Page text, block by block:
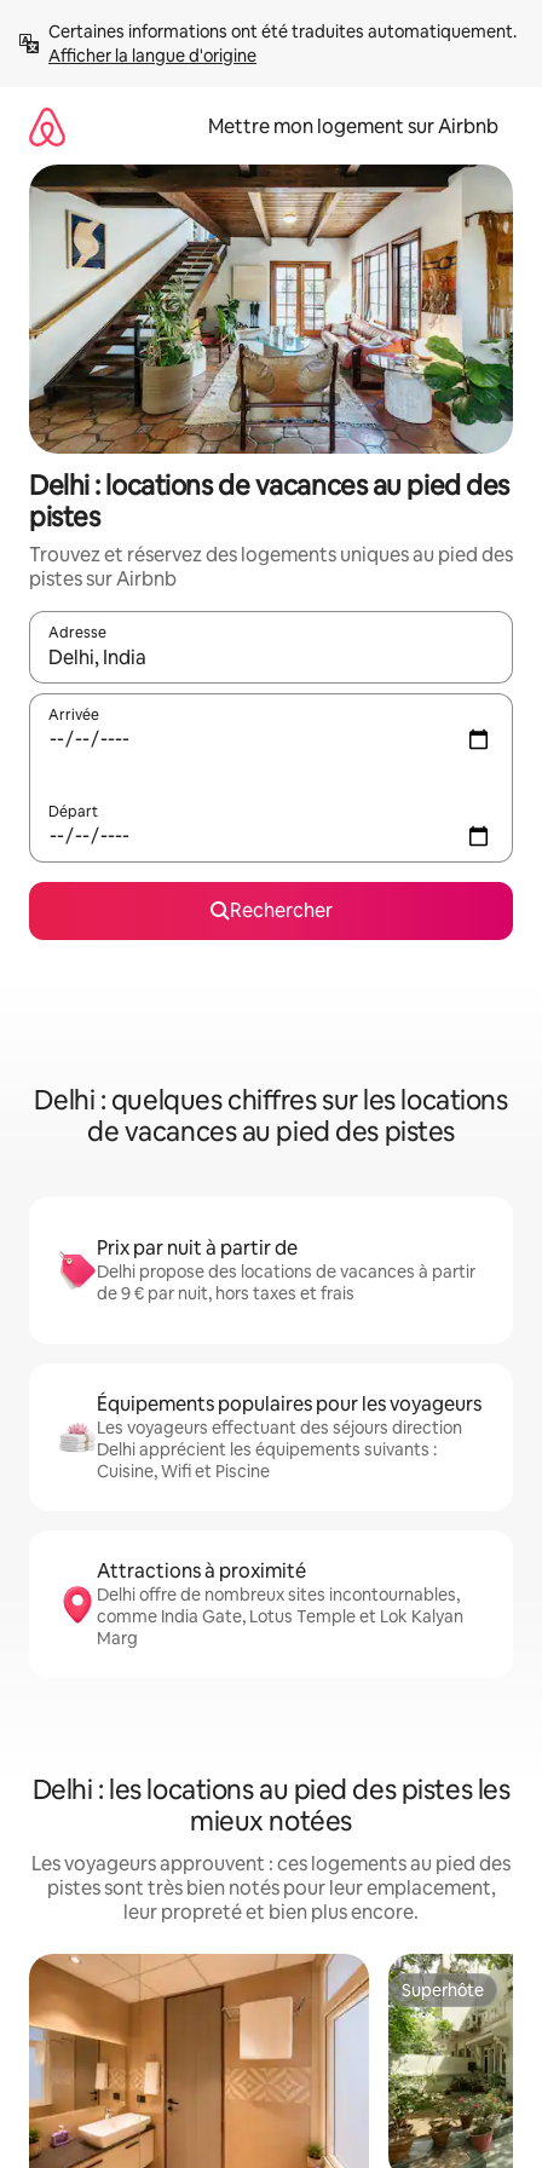
directement
Afficher la langue d'origine
Mettre mon logement sur Airbnb
Delhi : locations de vacances au pied des
pistes
Trouvez et réservez des logements uniques au pied des
pistes sur Airbnb
Adresse
Lorsque les résultats s'affichent, utilisez les flèches vers le
Arrivée
Départ
Rechercher
Delhi : quelques chiffres sur les locations
de vacances au pied des pistes
Prix par nuit à partir de
Delhi propose des locations de vacances à partir
de 9 € par nuit, hors taxes et frais
Équipements populaires pour les voyageurs
Les voyageurs effectuant des séjours direction
Delhi apprécient les équipements suivants :
Cuisine, Wifi et Piscine
Attractions à proximité
Delhi offre de nombreux sites incontournables,
comme India Gate, Lotus Temple et Lok Kalyan
Marg
Delhi : les locations au pied des pistes les
mieux notées
Les voyageurs approuvent : ces logements au pied des
pistes sont très bien notés pour leur emplacement,
leur propreté et bien plus encore.
Superhôte
Superhôte